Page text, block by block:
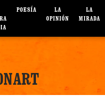
POESÍA
LA
OPINIÓN
LA
MIRADA